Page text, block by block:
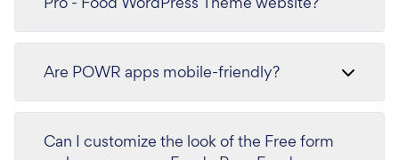
Are POWR apps mobile-friendly?
Can I customize the look of the Free form